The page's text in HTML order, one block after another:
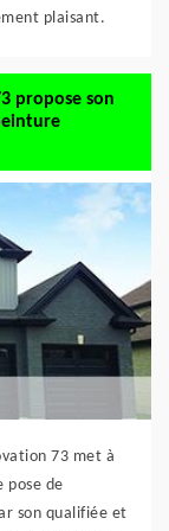
plaisant.
propose son
73 met à
pose de
son qualifiée et